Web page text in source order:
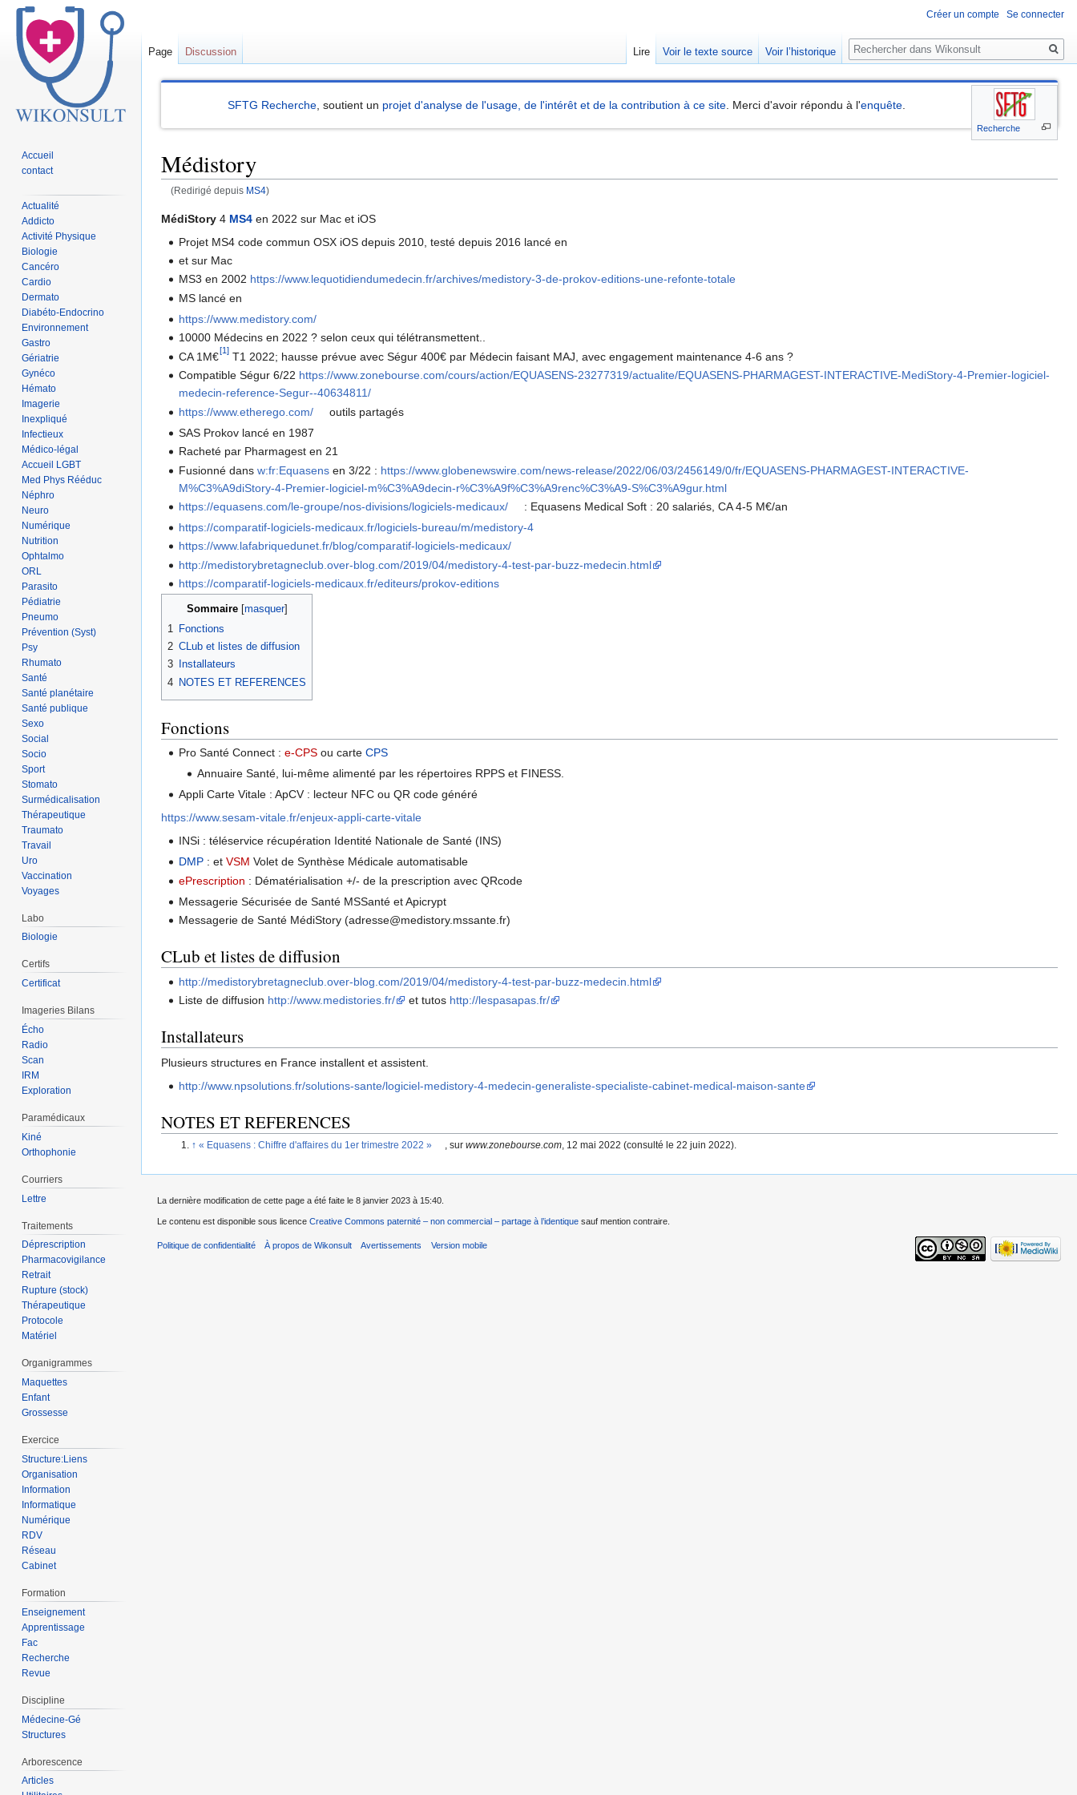
Recherche
SFTG Recherche , soutient un projet d'analyse de l'usage, de l'intérêt et de la contribution à ce site . Merci d'avoir répondu à l'enquête
Médistory
(Redirigé depuis MS4)
Sauter
Sauter
MédiStory 4 MS4 en 2022 sur Mac et iOS
Projet MS4 code commun OSX iOS depuis 2010, testé depuis 2016 lancé en
et sur Mac
MS3 en 2002 https://www.lequotidiendumedecin.fr/archives/medistory-3-de-prokov-editions-une-refonte-totale
MS lancé en
https://www.medistory.com/
10000 Médecins en 2022 ? selon ceux qui télétransmettent..
CA 1M€[1] T1 2022; hausse prévue avec Ségur 400€ par Médecin faisant MAJ, avec engagement maintenance 4-6 ans ?
Compatible Ségur 6/22 https://www.zonebourse.com/cours/action/EQUASENS-23277319/actualite/EQUASENS-PHARMAGEST-INTERACTIVE-MediStory-4-Premier-logiciel-
medecin-reference-Segur--40634811/
https://www.etherego.com/
outils partagés
SAS Prokov lancé en 1987
Racheté par Pharmagest en 21
Fusionné dansw:fr:Equasens en 3/22 : https://www.globenewswire.com/news-release/2022/06/03/2456149/0/fr/EQUASENS-PHARMAGEST-INTERACTIVE-
M%C3%A9diStory-4-Premier-logiciel-m%C3%A9decin-r%C3%A9f%C3%A9renc%C3%A9-S%C3%A9gur.html
https://equasens.com/le-groupe/nos-divisions/logiciels-medicaux/
: Equasens Medical Soft : 20 salariés, CA 4-5 M€/an
https://comparatif-logiciels-medicaux.fr/logiciels-bureau/m/medistory-4
https://www.lafabriquedunet.fr/blog/comparatif-logiciels-medicaux/
http://medistorybretagneclub.over-blog.com/2019/04/medistory-4-test-par-buzz-medecin.html
https://comparatif-logiciels-medicaux.fr/editeurs/prokov-editions
Sommaire
1
Fonctions
2 CLub et listes de diffusion
3
Installateurs
4 NOTES ET REFERENCES
Fonctions
Pro Santé Connect :e-CPS ou carteCPS
Annuaire Santé, lui-même alimenté par les répertoires RPPS et FINESS.
Appli Carte Vitale : ApCV : lecteur NFC ou QR code généré
https://www.sesam-vitale.fr/enjeux-appli-carte-vitale
INSi : téléservice récupération Identité Nationale de Santé (INS)
DMP : etVSM Volet de Synthèse Médicale automatisable
ePrescription : Dématérialisation +/- de la prescription avec QRcode
Messagerie Sécurisée de Santé MSSanté et Apicrypt
Messagerie de Santé MédiStory (adresse@medistory.mssante.fr)
CLub et listes de diffusion
http://medistorybretagneclub.over-blog.com/2019/04/medistory-4-test-par-buzz-medecin.html
Liste de diffusion http://www.medistories.fr/ et tutos http://lespasapas.fr/
Installateurs
Plusieurs structures en France installent et assistent.
http://www.npsolutions.fr/solutions-sante/logiciel-medistory-4-medecin-generaliste-specialiste-cabinet-medical-maison-sante
NOTES ET REFERENCES
↑ « Equasens : Chiffre d'affaires du 1er trimestre 2022 » , surwww.zonebourse.com, 12 mai 2022 (consulté le22 juin 2022).
Créer un compte Se connecter
Page Discussion Lire Voir le texte source Voir l’historique
Rechercher
Accueil
contact
Actualité
Addicto
Activité Physique
Biologie
Cancéro
Cardio
Dermato
Diabéto-Endocrino
Environnement
Gastro
Gériatrie
Gynéco
Hémato
Imagerie
Inexpliqué
Infectieux
Médico-légal
Accueil LGBT
Med Phys Rééduc
Néphro
Neuro
Numérique
Nutrition
Ophtalmo
ORL
Parasito
Pédiatrie
Pneumo
Prévention (Syst)
Psy
Rhumato
Santé
Santé planétaire
Santé publique
Sexo
Social
Socio
Sport
Stomato
Surmédicalisation
Thérapeutique
Traumato
Travail
Uro
Vaccination
Voyages
Labo
Biologie
Certifs
Certificat
Imageries Bilans
Écho
Radio
Scan
IRM
Exploration
Paramédicaux
Kiné
Orthophonie
Courriers
Lettre
Traitements
Déprescription
Pharmacovigilance
Retrait
Rupture (stock)
Thérapeutique
Protocole
Matériel
Organigrammes
Maquettes
Enfant
Grossesse
Exercice
Structure:Liens
Organisation
Information
Informatique
Numérique
RDV
Réseau
Cabinet
Formation
Enseignement
Apprentissage
Fac
Recherche
Revue
Discipline
Médecine-Gé
Structures
Arborescence
Articles
La dernière modification de cette page a été faite le 8 janvier 2023 à 15:40.
Le contenu est disponible sous licence Creative Commons paternité – non commercial – partage à l’identique sauf mention contraire.
Politique de confidentialité À propos de Wikonsult Avertissements Version mobile